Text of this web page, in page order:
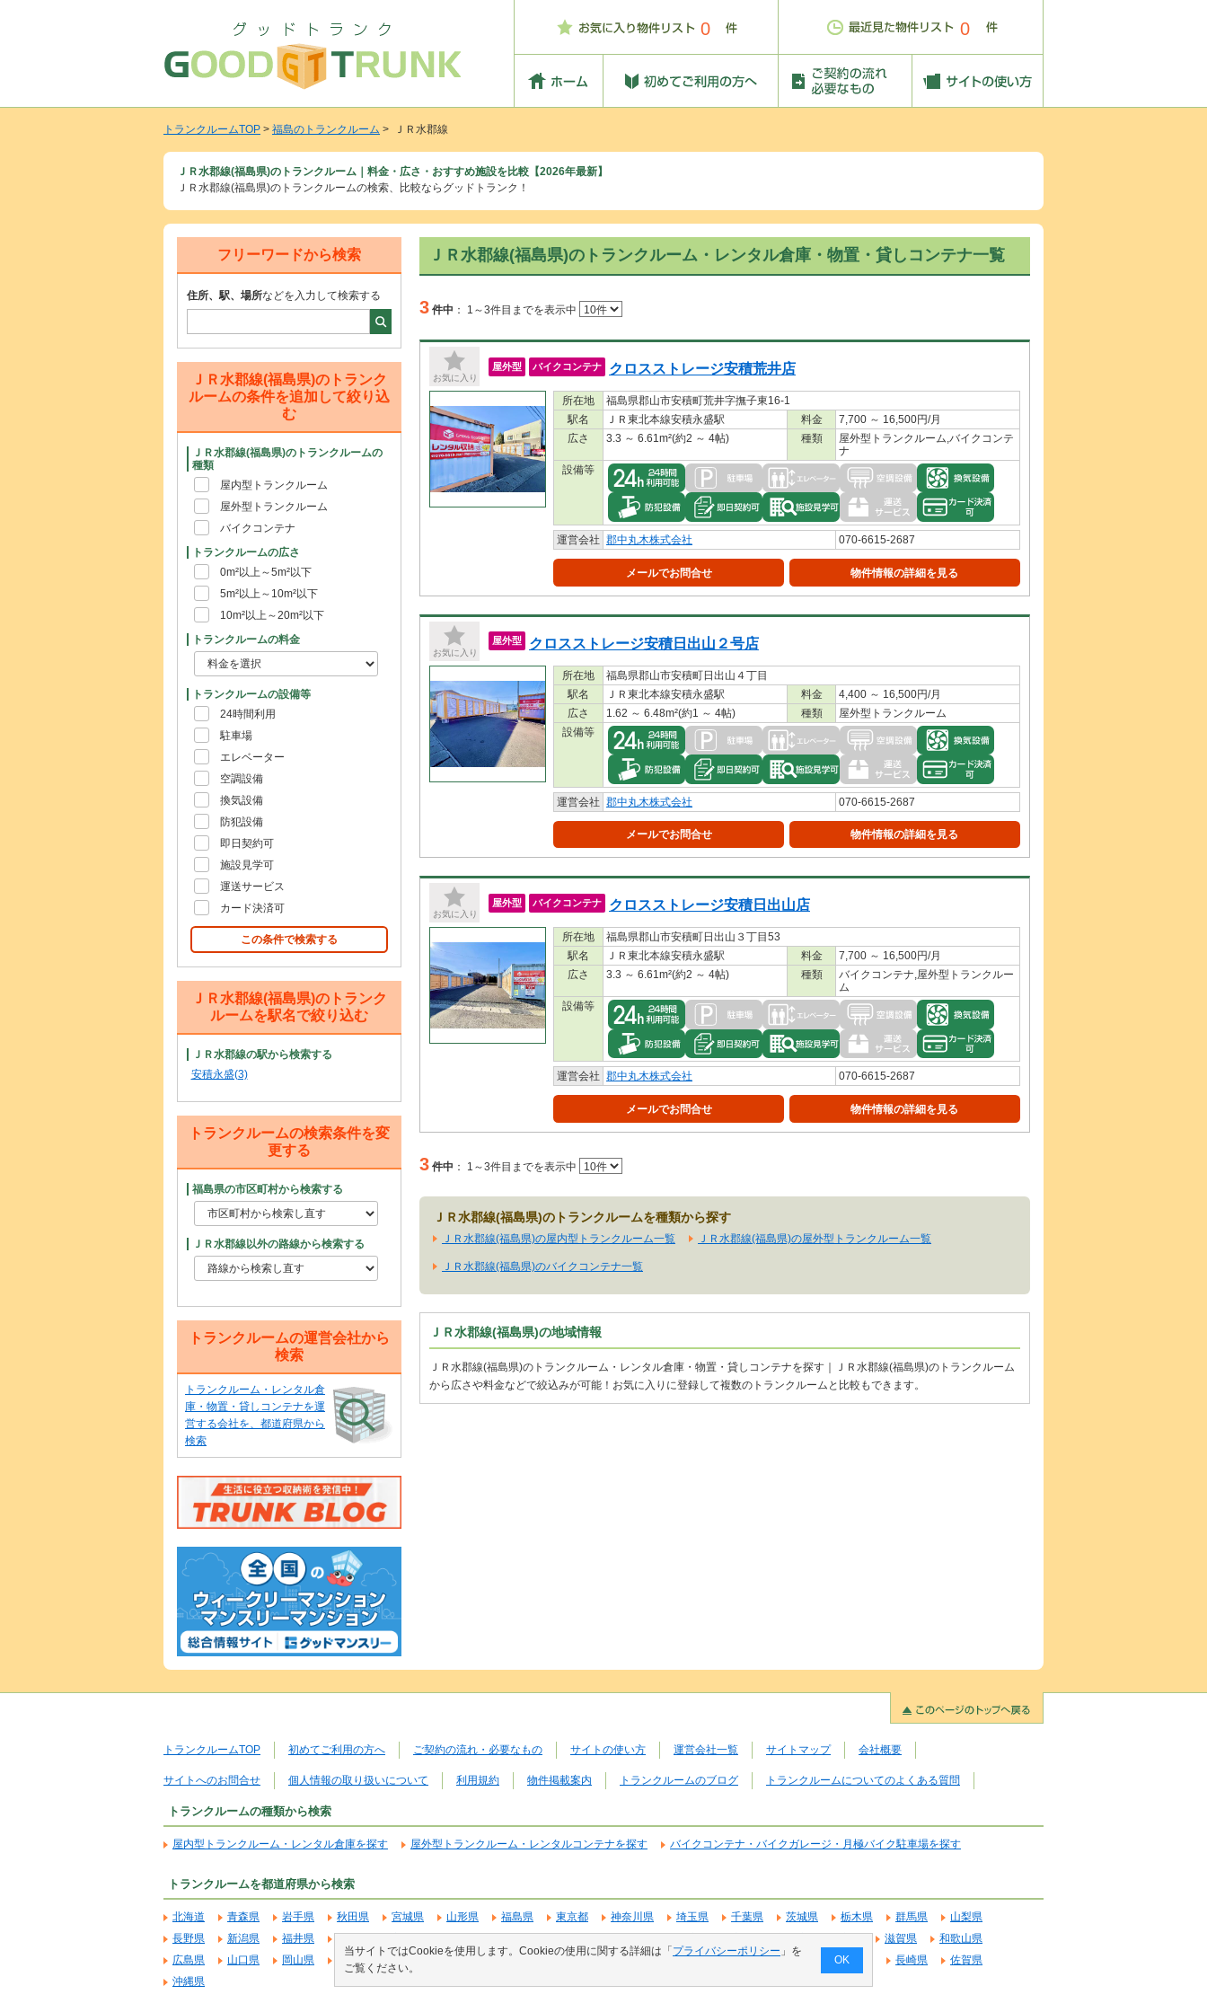
0 0
トランクルームTOP > 福島のトランクルーム > ＪＲ水郡線
ＪＲ水郡線(福島県)のトランクルーム｜料金・広さ・おすすめ施設を比較【2026年最新】
ＪＲ水郡線(福島県)のトランクルームの検索、比較ならグッドトランク！
ＪＲ水郡線(福島県)のトランクルーム・レンタル倉庫・物置・貸しコンテナ一覧
3 件中 ： 1～3件目までを表示中
お気に入り
屋外型 バイクコンテナ クロスストレージ安積荒井店
所在地
福島県郡山市安積町荒井字撫子東16-1
駅名
ＪＲ東北本線安積永盛駅 料金
7,700 ～ 16,500円/月
広さ
3.3 ～ 6.61m²(約2 ～ 4帖) 種類
屋外型トランクルーム,バイクコンテ
ナ
設備等
運営会社 郡中丸木株式会社 070-6615-2687
メールでお問合せ 物件情報の詳細を見る
お気に入り
屋外型 クロスストレージ安積日出山２号店
所在地
福島県郡山市安積町日出山４丁目
駅名
ＪＲ東北本線安積永盛駅 料金
4,400 ～ 16,500円/月
広さ
1.62 ～ 6.48m²(約1 ～ 4帖) 種類
屋外型トランクルーム
設備等
運営会社 郡中丸木株式会社 070-6615-2687
メールでお問合せ 物件情報の詳細を見る
お気に入り
屋外型 バイクコンテナ クロスストレージ安積日出山店
所在地
福島県郡山市安積町日出山３丁目53
駅名
ＪＲ東北本線安積永盛駅 料金
7,700 ～ 16,500円/月
広さ
3.3 ～ 6.61m²(約2 ～ 4帖) 種類
バイクコンテナ,屋外型トランクルー
ム
設備等
運営会社 郡中丸木株式会社 070-6615-2687
メールでお問合せ 物件情報の詳細を見る
3 件中 ： 1～3件目までを表示中
ＪＲ水郡線(福島県)のトランクルームを種類から探す
ＪＲ水郡線(福島県)の屋内型トランクルーム一覧 ＪＲ水郡線(福島県)の屋外型トランクルーム一覧
ＪＲ水郡線(福島県)のバイクコンテナ一覧
ＪＲ水郡線(福島県)の地域情報
ＪＲ水郡線(福島県)のトランクルーム・レンタル倉庫・物置・貸しコンテナを探す｜ＪＲ水郡線(福島県)のトランクルーム
から広さや料金などで絞込みが可能！お気に入りに登録して複数のトランクルームと比較もできます。
フリーワードから検索
住所、駅、場所などを入力して検索する
ＪＲ水郡線(福島県)のトランク
ルームの条件を追加して絞り込
む
ＪＲ水郡線(福島県)のトランクルームの
種類
屋内型トランクルーム
屋外型トランクルーム
バイクコンテナ
トランクルームの広さ
0m²以上～5m²以下
5m²以上～10m²以下
10m²以上～20m²以下
トランクルームの料金
トランクルームの設備等
24時間利用
駐車場
エレベーター
空調設備
換気設備
防犯設備
即日契約可
施設見学可
運送サービス
カード決済可
この条件で検索する
ＪＲ水郡線(福島県)のトランク
ルームを駅名で絞り込む
ＪＲ水郡線の駅から検索する
安積永盛(3)
トランクルームの検索条件を変
更する
福島県の市区町村から検索する
ＪＲ水郡線以外の路線から検索する
トランクルームの運営会社から
検索
トランクルーム・レンタル倉
庫・物置・貸しコンテナを運
営する会社を、都道府県から
検索
トランクルームTOP 初めてご利用の方へ ご契約の流れ・必要なもの サイトの使い方 運営会社一覧 サイトマップ 会社概要
サイトへのお問合せ 個人情報の取り扱いについて 利用規約 物件掲載案内 トランクルームのブログ トランクルームについてのよくある質問
トランクルームの種類から検索
屋内型トランクルーム・レンタル倉庫を探す 屋外型トランクルーム・レンタルコンテナを探す バイクコンテナ・バイクガレージ・月極バイク駐車場を探す
トランクルームを都道府県から検索
北海道 青森県 岩手県 秋田県 宮城県 山形県 福島県 東京都 神奈川県 埼玉県 千葉県 茨城県 栃木県 群馬県
山梨県
長野県
新潟県 福井県 滋賀県
和歌山県
広島県
山口県 岡山県 鳥取県 島根県 香川県 愛媛県 高知県 福岡県 宮崎県 熊本県 大分県 鹿児島県 長崎県
佐賀県
沖縄県
当サイトではCookieを使用します。Cookieの使用に関する詳細は「 プライバシーポリシー 」を
ご覧ください。
OK